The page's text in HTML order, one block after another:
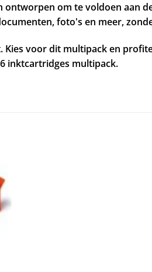
om te voldoen aan
foto's en meer,
voor dit multipack en
inktcartridges multipack.